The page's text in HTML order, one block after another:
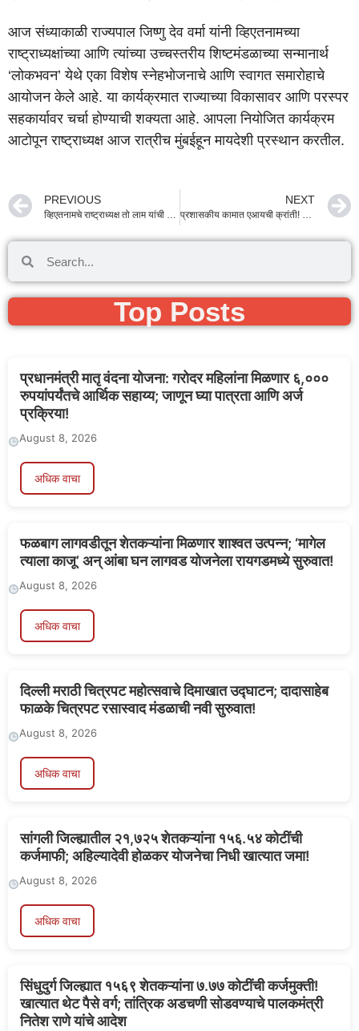
आज संध्याकाळी राज्यपाल जिष्णु देव वर्मा यांनी व्हिएतनामच्या
राष्ट्राध्यक्षांच्या आणि त्यांच्या उच्चस्तरीय शिष्टमंडळाच्या सन्मानार्थ
‘लोकभवन’ येथे एका विशेष स्नेहभोजनाचे आणि स्वागत समारोहाचे
आयोजन केले आहे. या कार्यक्रमात राज्याच्या विकासावर आणि परस्पर
सहकार्यावर चर्चा होण्याची शक्यता आहे. आपला नियोजित कार्यक्रम
आटोपून राष्ट्राध्यक्ष आज रात्रीच मुंबईहून मायदेशी प्रस्थान करतील.
PREVIOUS
व्हिएतनामचे राष्ट्राध्यक्ष तो लाम यांची NSE ला ऐतिहासिक भेट; भारत-व्हिएतनाम व्यापारात नवी क्रांती!
NEXT
प्रशासकीय कामात एआयची क्रांती! मंत्रालयात ‘टेक-वारी 2.0’ अंतर्गत ‘जनरेटिव्ह एआय’वर विशेष सत्र संपन्न
Top Posts
प्रधानमंत्री मातृ वंदना योजना: गरोदर महिलांना मिळणार ६,०००
रुपयांपर्यंतचे आर्थिक सहाय्य; जाणून घ्या पात्रता आणि अर्ज
प्रक्रिया!
August 8, 2026
अधिक वाचा
फळबाग लागवडीतून शेतकऱ्यांना मिळणार शाश्वत उत्पन्न; ‘मागेल
त्याला काजू’ अन् आंबा घन लागवड योजनेला रायगडमध्ये सुरुवात!
August 8, 2026
अधिक वाचा
दिल्ली मराठी चित्रपट महोत्सवाचे दिमाखात उद्घाटन; दादासाहेब
फाळके चित्रपट रसास्वाद मंडळाची नवी सुरुवात!
August 8, 2026
अधिक वाचा
सांगली जिल्ह्यातील २१,७२५ शेतकऱ्यांना १५६.५४ कोटींची
कर्जमाफी; अहिल्यादेवी होळकर योजनेचा निधी खात्यात जमा!
August 8, 2026
अधिक वाचा
सिंधुदुर्ग जिल्ह्यात १५६९ शेतकऱ्यांना ७.७७ कोटींची कर्जमुक्ती!
खात्यात थेट पैसे वर्ग; तांत्रिक अडचणी सोडवण्याचे पालकमंत्री
नितेश राणे यांचे आदेश